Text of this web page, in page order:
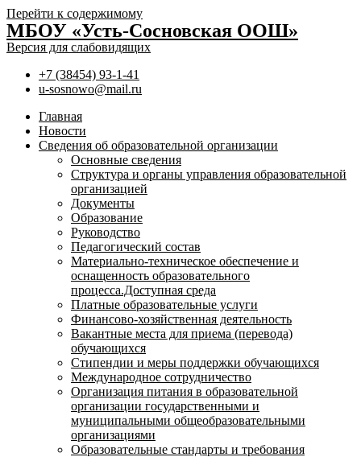
Перейти к содержимому
МБОУ «Усть-Сосновская ООШ»
Версия для слабовидящих
+7 (38454) 93-1-41
u-sosnowo@mail.ru
Главная
Новости
Сведения об образовательной организации
Основные сведения
Структура и органы управления образовательной
организацией
Документы
Образование
Руководство
Педагогический состав
Материально-техническое обеспечение и
оснащенность образовательного
процесса.Доступная среда
Платные образовательные услуги
Финансово-хозяйственная деятельность
Вакантные места для приема (перевода)
обучающихся
Стипендии и меры поддержки обучающихся
Международное сотрудничество
Организация питания в образовательной
организации государственными и
муниципальными общеобразовательными
организациями
Образовательные стандарты и требования